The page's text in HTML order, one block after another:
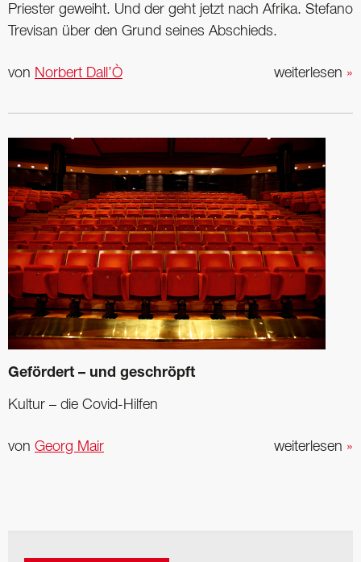
Priester geweiht. Und der geht jetzt nach Afrika. Stefano
Trevisan über den Grund seines Abschieds.
weiterlesen »
von Norbert Dall’Ò
Gefördert – und geschröpft
Kultur – die Covid-Hilfen
weiterlesen »
von Georg Mair